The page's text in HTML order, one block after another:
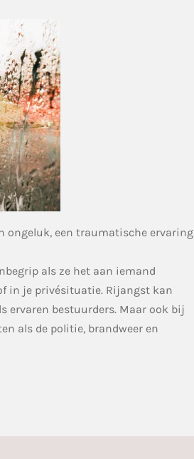
ongeluk, een traumatische ervaring
als ze het aan iemand
in je privésituatie. Rijangst kan
ervaren bestuurders. Maar ook bij
als de politie, brandweer en